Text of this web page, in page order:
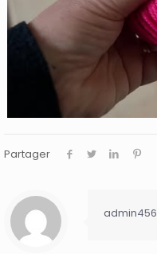
Partager
admin456